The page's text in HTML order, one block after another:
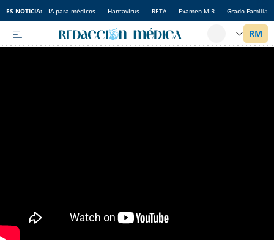
ES NOTICIA: IA para médicos Hantavirus RETA Examen MIR Grado Familia